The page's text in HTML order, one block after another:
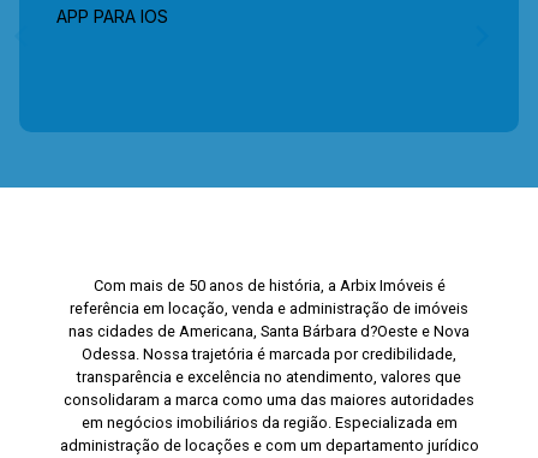
APP PARA IOS
Com mais de 50 anos de história, a Arbix Imóveis é
referência em locação, venda e administração de imóveis
nas cidades de Americana, Santa Bárbara d?Oeste e Nova
Odessa. Nossa trajetória é marcada por credibilidade,
transparência e excelência no atendimento, valores que
consolidaram a marca como uma das maiores autoridades
em negócios imobiliários da região. Especializada em
administração de locações e com um departamento jurídico